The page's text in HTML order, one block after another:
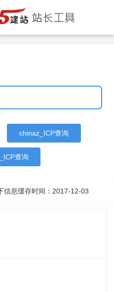
chinaz_ICP查询
查询
息缓存时间： 2017-12-03